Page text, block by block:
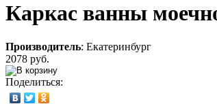
Каркас ванны
Производитель: Екатеринбург
2078 руб.
Поделиться: